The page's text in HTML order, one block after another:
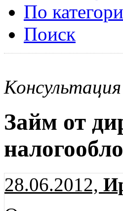
По
Поиск
Займ от
28.06.2012,